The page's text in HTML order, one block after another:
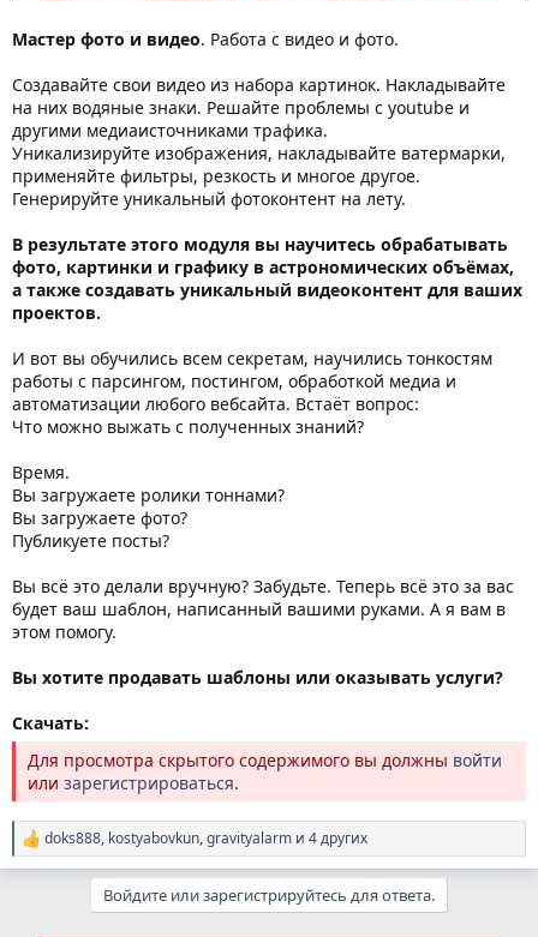
Мастер фото и видео. Работа с видео и фото.
Создавайте свои видео из набора картинок. Накладывайте
на них водяные знаки. Решайте проблемы с youtube и
другими медиаисточниками трафика.
Уникализируйте изображения, накладывайте ватермарки,
применяйте фильтры, резкость и многое другое.
Генерируйте уникальный фотоконтент на лету.
В результате этого модуля вы научитесь обрабатывать
фото, картинки и графику в астрономических объёмах,
а также создавать уникальный видеоконтент для ваших
проектов.
И вот вы обучились всем секретам, научились тонкостям
работы с парсингом, постингом, обработкой медиа и
автоматизации любого вебсайта. Встаёт вопрос:
Что можно выжать с полученных знаний?
Время.
Вы загружаете ролики тоннами?
Вы загружаете фото?
Публикуете посты?
Вы всё это делали вручную? Забудьте. Теперь всё это за вас
будет ваш шаблон, написанный вашими руками. А я вам в
этом помогу.
Вы хотите продавать шаблоны или оказывать услуги?
Скачать:
Для просмотра скрытого содержимого вы должны войти
или зарегистрироваться.
Р
е
doks888, kostyabovkun,gravityalarm и 4 других
Войдите или зарегистрируйтесь для ответа.